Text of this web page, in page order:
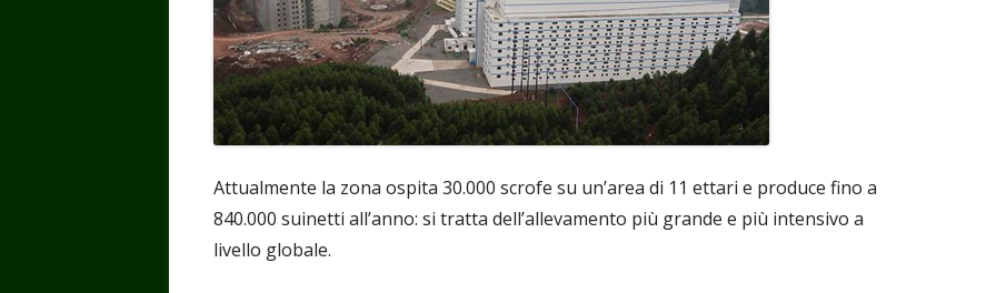
Attualmente la zona ospita 30.000 scrofe su un’area di 11 ettari e produce fino a
840.000 suinetti all’anno: si tratta dell’allevamento più grande e più intensivo a
livello globale.